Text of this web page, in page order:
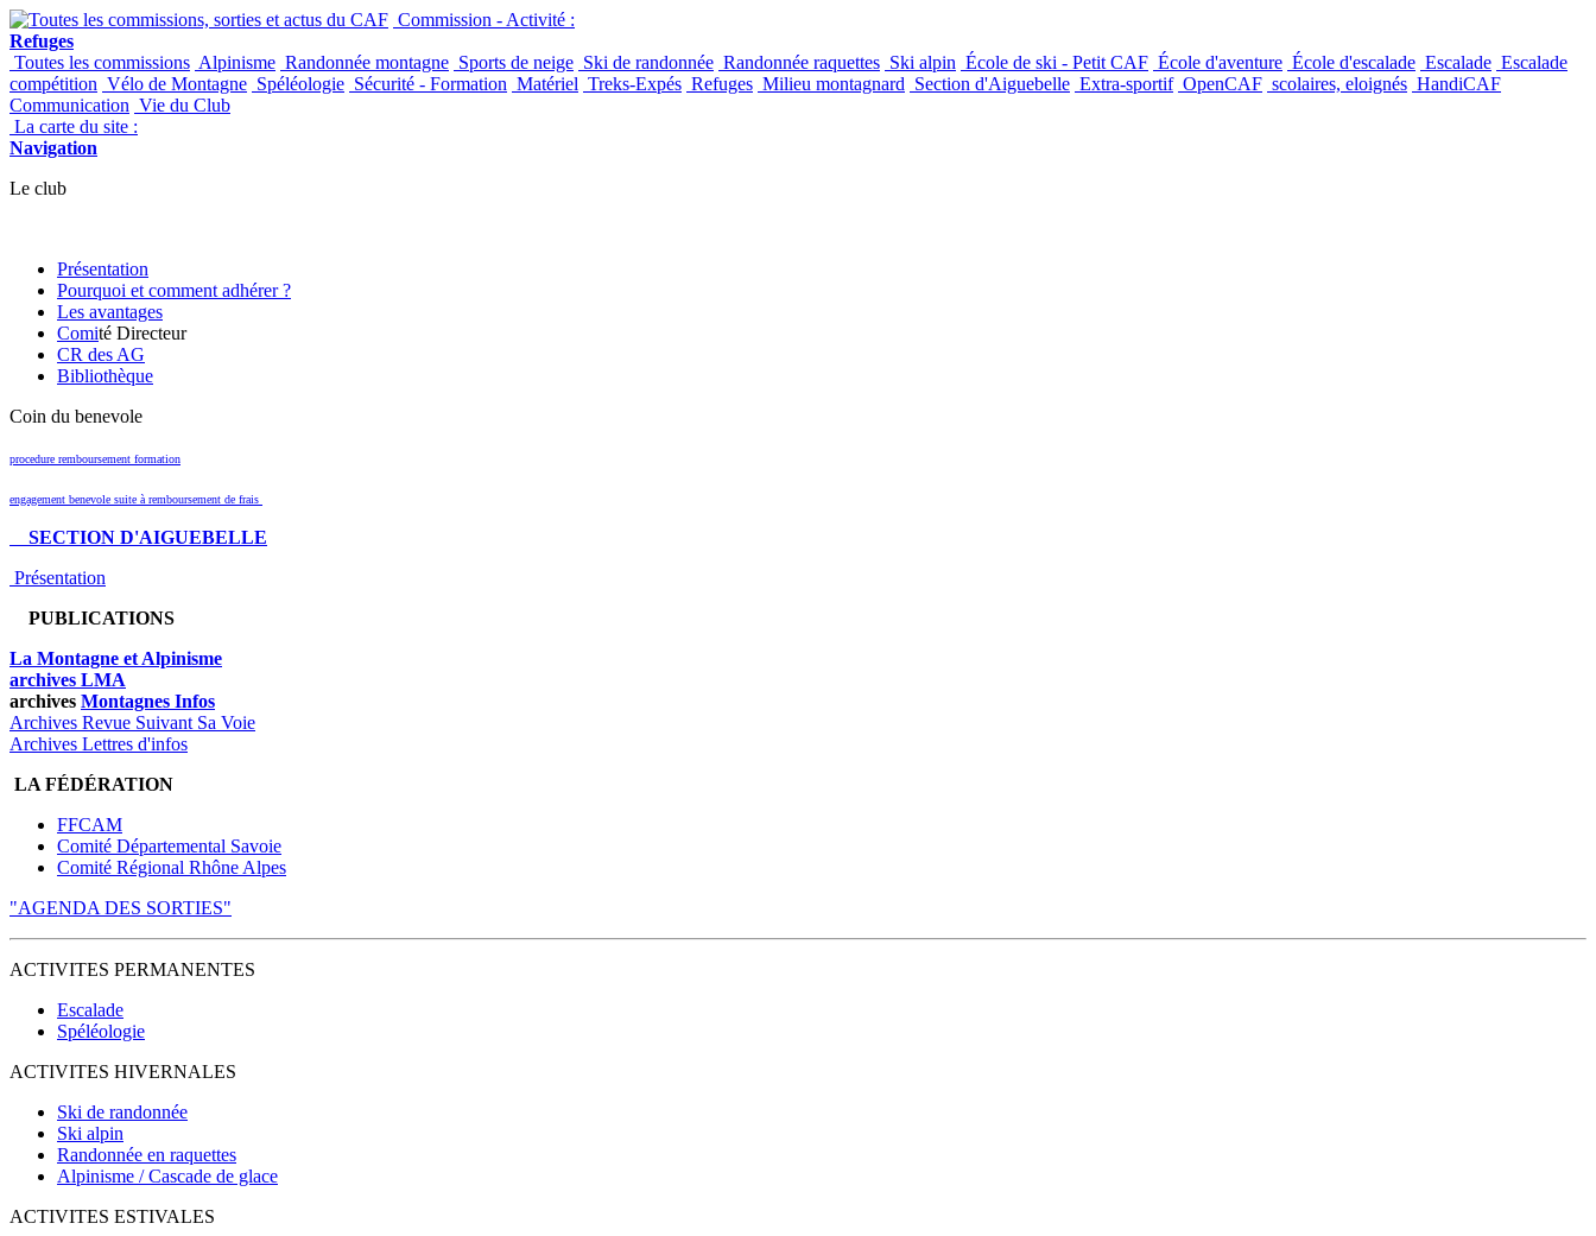
Commission - Activité :
Refuges
Toutes les commissions Alpinisme Randonnée montagne Sports de neige Ski de randonnée Randonnée raquettes Ski alpin École de ski - Petit CAF École d'aventure École d'escalade Escalade Escalade
compétition Vélo de Montagne Spéléologie Sécurité - Formation Matériel Treks-Expés Refuges Milieu montagnard Section d'Aiguebelle Extra-sportif OpenCAF scolaires, eloignés HandiCAF
Communication Vie du Club
La carte du site :
Navigation
Le club
Présentation
Pourquoi et comment adhérer ?
Les avantages
Comité Directeur
CR des AG
Bibliothèque
Coin du benevole
procedure remboursement formation
engagement benevole suite à remboursement de frais
SECTION D'AIGUEBELLE
Présentation
PUBLICATIONS
La Montagne et Alpinisme
archives LMA
archives Montagnes Infos
Archives Revue Suivant Sa Voie
Archives Lettres d'infos
LA FÉDÉRATION
FFCAM
Comité Départemental Savoie
Comité Régional Rhône Alpes
"AGENDA DES SORTIES"
ACTIVITES PERMANENTES
Escalade
Spéléologie
ACTIVITES HIVERNALES
Ski de randonnée
Ski alpin
Randonnée en raquettes
Alpinisme / Cascade de glace
ACTIVITES ESTIVALES